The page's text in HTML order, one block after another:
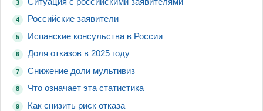
3
4 Российские заявители
5 Испанские консульства в России
6 Доля отказов в 2025 году
7 Снижение доли мультивиз
8 Что означает эта статистика
9 Как снизить риск отказа